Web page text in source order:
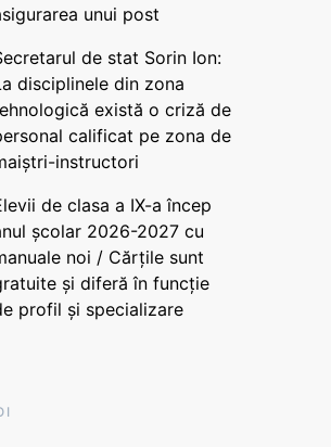
unui post
de stat Sorin Ion:
disciplinele din zona
există o criză de
calificat pe zona de
instructori
de clasa a IX-a încep
școlar 2026-2027 cu
noi / Cărțile sunt
și diferă în funcție
profil și specializare